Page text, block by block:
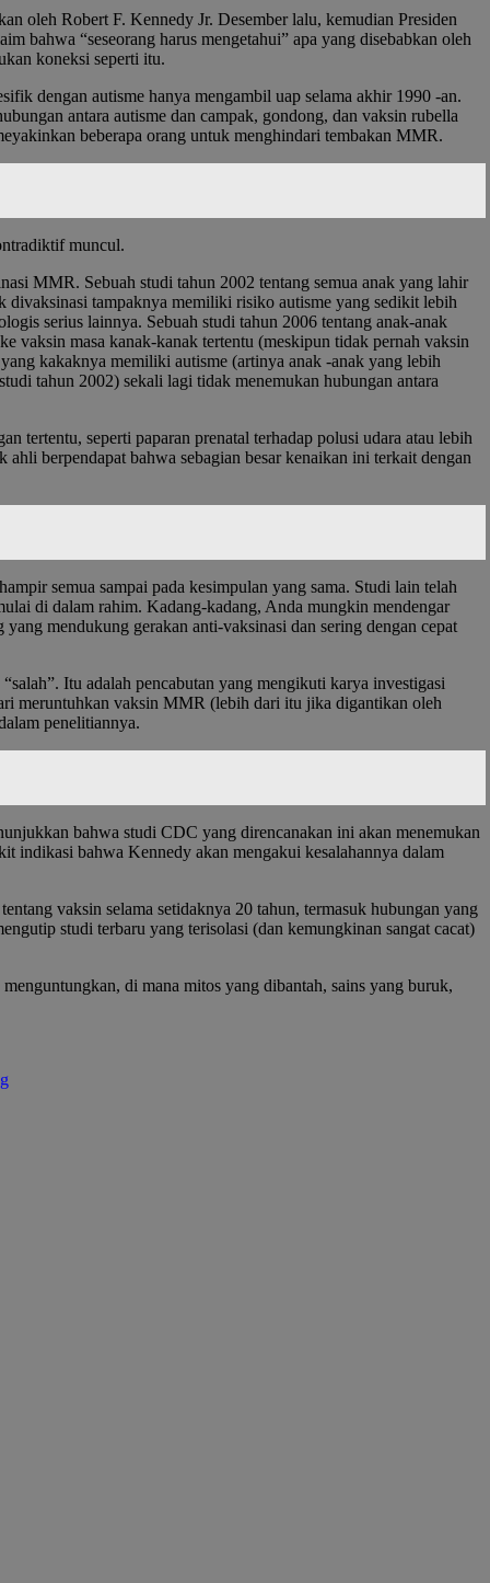
oleh Robert F. Kennedy Jr. Desember lalu, kemudian Presiden
bahwa “seseorang harus mengetahui” apa yang disebabkan oleh
koneksi seperti itu.
dengan autisme hanya mengambil uap selama akhir 1990 -an.
antara autisme dan campak, gondong, dan vaksin rubella
beberapa orang untuk menghindari tembakan MMR.
muncul.
MMR. Sebuah studi tahun 2002 tentang semua anak yang lahir
divaksinasi tampaknya memiliki risiko autisme yang sedikit lebih
serius lainnya. Sebuah studi tahun 2006 tentang anak-anak
vaksin masa kanak-kanak tertentu (meskipun tidak pernah vaksin
kakaknya memiliki autisme (artinya anak -anak yang lebih
tahun 2002) sekali lagi tidak menemukan hubungan antara
tertentu, seperti paparan prenatal terhadap polusi udara atau lebih
berpendapat bahwa sebagian besar kenaikan ini terkait dengan
semua sampai pada kesimpulan yang sama. Studi lain telah
di dalam rahim. Kadang-kadang, Anda mungkin mendengar
mendukung gerakan anti-vaksinasi dan sering dengan cepat
Itu adalah pencabutan yang mengikuti karya investigasi
meruntuhkan vaksin MMR (lebih dari itu jika digantikan oleh
penelitiannya.
bahwa studi CDC yang direncanakan ini akan menemukan
indikasi bahwa Kennedy akan mengakui kesalahannya dalam
vaksin selama setidaknya 20 tahun, termasuk hubungan yang
studi terbaru yang terisolasi (dan kemungkinan sangat cacat)
di mana mitos yang dibantah, sains yang buruk,